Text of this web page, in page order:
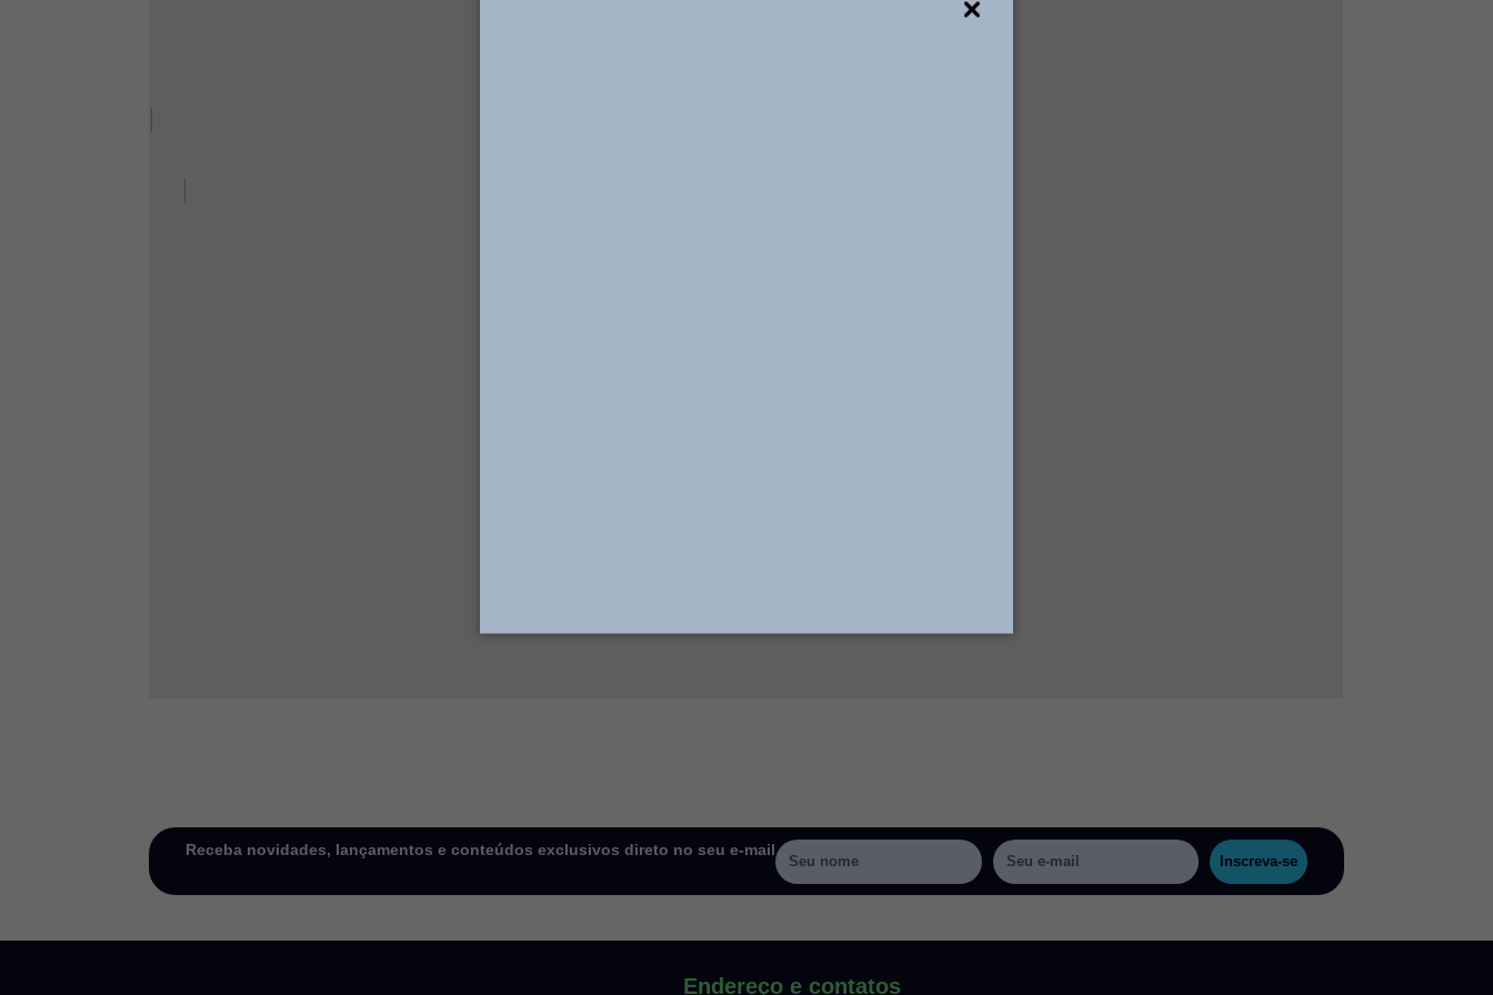
Receba novidades, lançamentos e conteúdos exclusivos direto no seu e-mail
Inscreva-se
Endereço e contatos